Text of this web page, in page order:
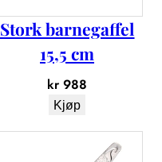
Stork barnegaffel
15,5 cm
kr 988
Kjøp